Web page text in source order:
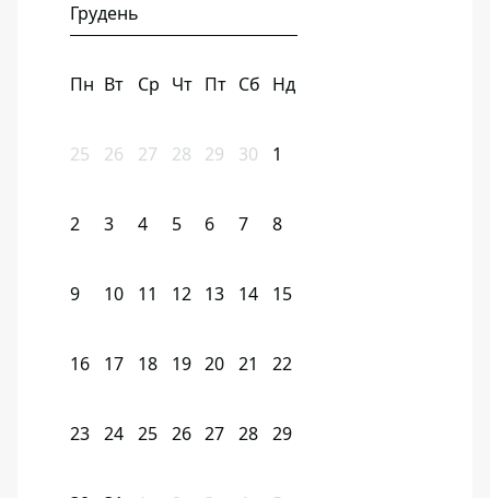
Грудень
Пн Вт Ср Чт Пт Сб Нд
25 26 27 28 29 30 1
2 3 4 5 6 7 8
9 10 11 12 13 14 15
16 17 18 19 20 21 22
23 24 25 26 27 28 29